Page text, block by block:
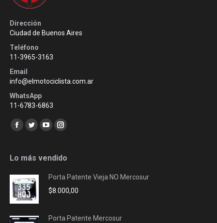
Dirección
Ciudad de Buenos Aires
Teléfono
11-3965-3163
Email
info@elmotociclista.com.ar
WhatsApp
11-6783-6863
Encuéntranos en:
Facebook
opens
new
window
Twitter
opens
new
window
YouTube
opens
new
window
Instagram
opens
new
window
Lo más vendido
Porta Patente Vieja NO Mercosur
$8.000,00
Porta Patente Mercosur